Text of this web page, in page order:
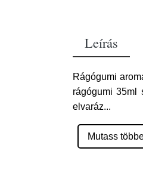
Leírás
Rágógumi
rágógumi 35ml
elvaráz...
Mutass